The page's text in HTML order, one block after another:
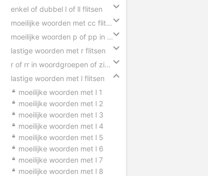
enkel of dubbel l of ll flitsen
moeilijke woorden met cc flitsen
moeilijke woorden p of pp in zinnen
lastige woorden met r flitsen
r of rr in woordgroepen of zinnen
lastige woorden met l flitsen
moeilijke woorden met l 1
moeilijke woorden met l 2
moeilijke woorden met l 3
moeilijke woorden met l 4
moeilijke woorden met l 5
moeilijke woorden met l 6
moeilijke woorden met l 7
moeilijke woorden met l 8